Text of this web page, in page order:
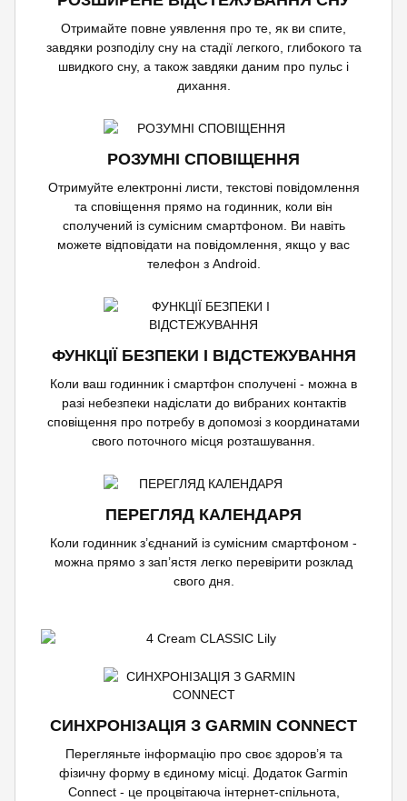
Отримайте повне уявлення про те, як ви спите,
завдяки розподілу сну на стадії легкого, глибокого та
швидкого сну, а також завдяки даним про пульс і
дихання.
РОЗУМНІ СПОВІЩЕННЯ
Отримуйте електронні листи, текстові повідомлення
та сповіщення прямо на годинник, коли він
сполучений із сумісним смартфоном. Ви навіть
можете відповідати на повідомлення, якщо у вас
телефон з Android.
ФУНКЦІЇ БЕЗПЕКИ І ВІДСТЕЖУВАННЯ
Коли ваш годинник і смартфон сполучені - можна в
разі небезпеки надіслати до вибраних контактів
сповіщення про потребу в допомозі з координатами
свого поточного місця розташування.
ПЕРЕГЛЯД КАЛЕНДАРЯ
Коли годинник з’єднаний із сумісним смартфоном -
можна прямо з зап’ястя легко перевірити розклад
свого дня.
СИНХРОНІЗАЦІЯ З GARMIN CONNECT
Перегляньте інформацію про своє здоров’я та
фізичну форму в єдиному місці. Додаток Garmin
Connect - це процвітаюча інтернет-спільнота,